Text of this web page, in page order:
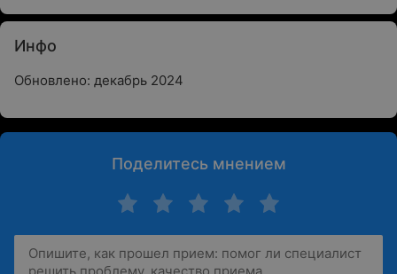
Инфо
Обновлено: декабрь 2024
Поделитесь мнением